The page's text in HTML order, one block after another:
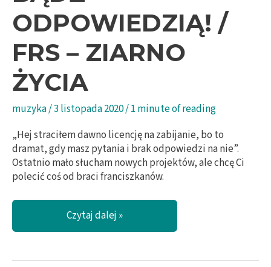
ODPOWIEDZIĄ! /
FRS – ZIARNO
ŻYCIA
muzyka/3 listopada 2020/1 minute of reading
„Hej straciłem dawno licencję na zabijanie, bo to
dramat, gdy masz pytania i brak odpowiedzi na nie”.
Ostatnio mało słucham nowych projektów, ale chcę Ci
polecić coś od braci franciszkanów.
Bądź
odpowiedzią!
Czytaj dalej »